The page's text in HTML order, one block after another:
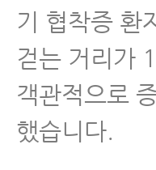
기 협착증 환
걷는 거리가
객관적으로
했습니다.